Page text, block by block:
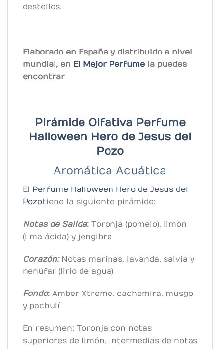
destellos.
Elaborado en España y distribuido a nivel
mundial, en El Mejor Perfume la puedes
encontrar
Pirámide Olfativa Perfume
Halloween Hero de Jesus del
Pozo
Aromática Acuática
El Perfume Halloween Hero de Jesus del
Pozotiene la siguiente pirámide:
Notas de Salida: Toronja (pomelo), limón
(lima ácida) y jengibre
Corazón:Notas marinas, lavanda, salvia y
nenúfar (lirio de agua)
Fondo: Amber Xtreme, cachemira, musgo
y pachulí
En resumen: Toronja con notas
superiores de limón, intermedias de notas